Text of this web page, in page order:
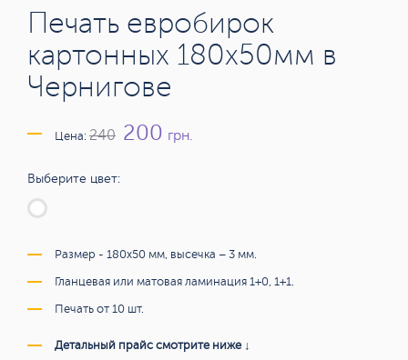
Печать евробирок
картонных 180х50мм в
Чернигове
Цена: 240 200 грн.
Выберите цвет:
Размер - 180х50 мм, высечка – 3 мм.
Гланцевая или матовая ламинация 1+0, 1+1.
Печать от 10 шт.
Детальный прайс смотрите ниже ↓